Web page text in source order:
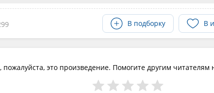
В подборку В
это произведение. Помогите другим читателям